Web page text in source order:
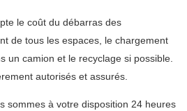
le coût du débarras des
de tous les espaces, le chargement
un camion et le recyclage si possible.
autorisés et assurés.
sommes à votre disposition 24 heures